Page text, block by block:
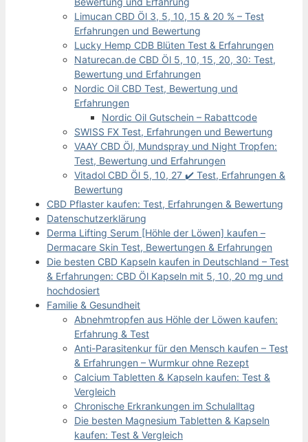
Limucan CBD Öl 3, 5, 10, 15 & 20 % – Test
Erfahrungen und Bewertung
Lucky Hemp CDB Blüten Test & Erfahrungen
Naturecan.de CBD Öl 5, 10, 15, 20, 30: Test,
Bewertung und Erfahrungen
Nordic Oil CBD Test, Bewertung und
Erfahrungen
Nordic Oil Gutschein – Rabattcode
SWISS FX Test, Erfahrungen und Bewertung
VAAY CBD Öl, Mundspray und Night Tropfen:
Test, Bewertung und Erfahrungen
Vitadol CBD Öl 5, 10, 27 ✔️ Test, Erfahrungen &
Bewertung
CBD Pflaster kaufen: Test, Erfahrungen & Bewertung
Datenschutzerklärung
Derma Lifting Serum [Höhle der Löwen] kaufen –
Dermacare Skin Test, Bewertungen & Erfahrungen
Die besten CBD Kapseln kaufen in Deutschland – Test
& Erfahrungen: CBD Öl Kapseln mit 5, 10, 20 mg und
hochdosiert
Familie & Gesundheit
Abnehmtropfen aus Höhle der Löwen kaufen:
Erfahrung & Test
Anti-Parasitenkur für den Mensch kaufen – Test
& Erfahrungen – Wurmkur ohne Rezept
Calcium Tabletten & Kapseln kaufen: Test &
Vergleich
Chronische Erkrankungen im Schulalltag
Die besten Magnesium Tabletten & Kapseln
kaufen: Test & Vergleich